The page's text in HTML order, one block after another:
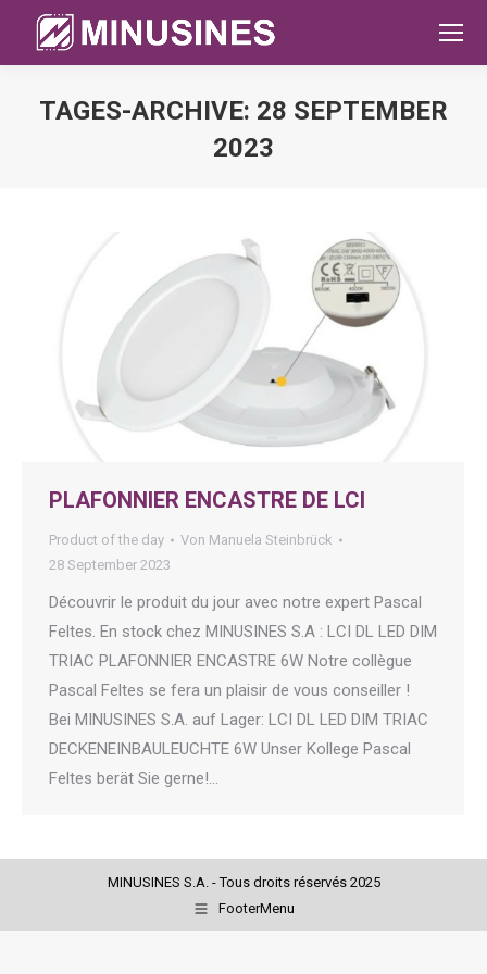
TAGES-ARCHIVE: 28 SEPTEMBER
2023
PLAFONNIER ENCASTRE DE LCI
Product of the day Von Manuela Steinbrück
28 September 2023
Découvrir le produit du jour avec notre expert Pascal
Feltes. En stock chez MINUSINES S.A : LCI DL LED DIM
TRIAC PLAFONNIER ENCASTRE 6W Notre collègue
Pascal Feltes se fera un plaisir de vous conseiller !
Bei MINUSINES S.A. auf Lager: LCI DL LED DIM TRIAC
DECKENEINBAULEUCHTE 6W Unser Kollege Pascal
Feltes berät Sie gerne!…
MINUSINES S.A. - Tous droits réservés 2025
FooterMenu